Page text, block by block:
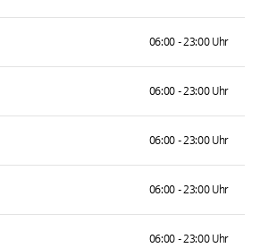
06:00 - 23:00 Uhr
06:00 - 23:00 Uhr
06:00 - 23:00 Uhr
06:00 - 23:00 Uhr
06:00 - 23:00 Uhr